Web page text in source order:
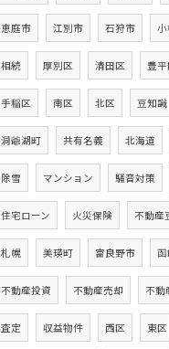
恵庭市 江別市 石狩市
相続 厚別区 清田区 豊
手稲区 南区 北区 豆知識
洞爺湖町 共有名義 北海道
除雪 マンション 騒音対策
住宅ローン 火災保険 不動産
札幌 美瑛町 富良野市
不動産投資 不動産売却 不動
査定 収益物件 西区 東区